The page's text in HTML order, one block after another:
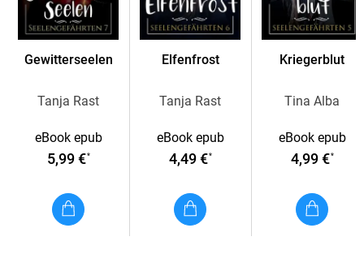
der ihn vor seinem besten Freund lächerlich gemacht hat.
Nicht nur, weil er heimlich in diesen besten Freund verliebt
herumlaufen darf. Selbst wenn dieses Gesindel den Körper
Gewitterseelen
Tanja Rast
eBook epub
5,99 €*
Elfenfrost
Tanja Rast
eBook epub
4,49 €*
Kriegerblut
Tina Alba
eBook epub
4,99 €*